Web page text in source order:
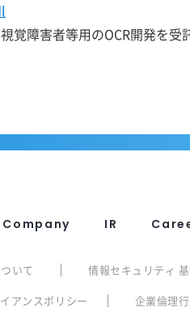
覚障害者等用のOCR開発を受
Company IR
いて 情報セキュリティ
アンスポリシー
企業倫理